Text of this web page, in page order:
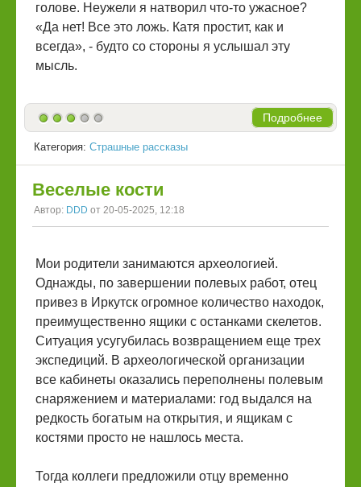
голове. Неужели я натворил что-то ужасное?
«Да нет! Все это ложь. Катя простит, как и
всегда», - будто со стороны я услышал эту
мысль.
Подробнее
Категория: Страшные рассказы
Веселые кости
Автор: DDD от 20-05-2025, 12:18
Мои родители занимаются археологией.
Однажды, по завершении полевых работ, отец
привез в Иркутск огромное количество находок,
преимущественно ящики с останками скелетов.
Ситуация усугубилась возвращением еще трех
экспедиций. В археологической организации
все кабинеты оказались переполнены полевым
снаряжением и материалами: год выдался на
редкость богатым на открытия, и ящикам с
костями просто не нашлось места.
Тогда коллеги предложили отцу временно